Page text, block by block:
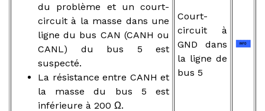
du problème et un court-
circuit à la masse dans une
ligne du bus CAN (CANH ou
CANL) du bus 5 est
suspecté.
La résistance entre CANH et
la masse du bus 5 est
inférieure à 200 Ω.
Court-
circuit à
GND dans
la ligne de
bus 5